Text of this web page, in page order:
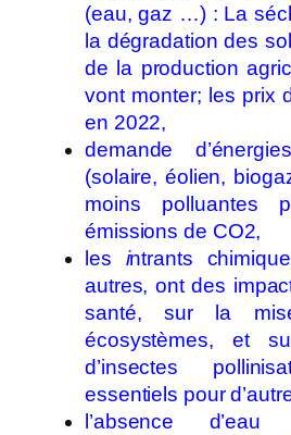
(eau, gaz …) : La
la dégradation des
de la production
vont monter; les prix
en 2022,
demande
(solaire, éolien,
moins polluantes
émissions de CO2,
les intrants
autres, ont des
santé, sur la
écosystèmes, et
d’insectes
essentiels pour
l’absence